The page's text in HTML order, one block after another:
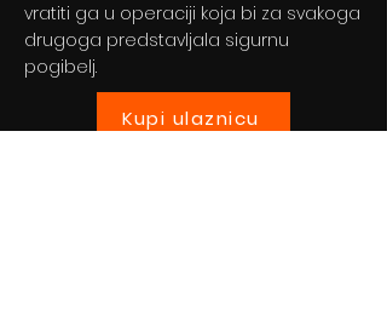
vratiti ga u operaciji koja bi za svakoga
drugoga predstavljala sigurnu
pogibelj.
Kupi ulaznicu